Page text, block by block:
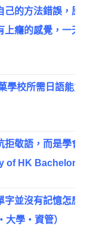
己的方法錯誤，
上癮的感覺，一
學校所需日語能
敬語，而是學會
of HK Bachelor
字並沒有記憶怎
學‧資管）